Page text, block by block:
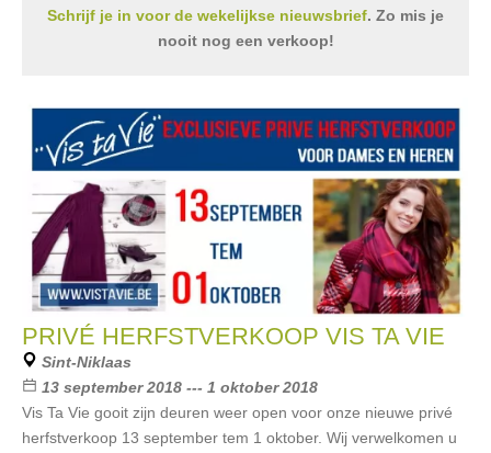
Schrijf je in voor de wekelijkse nieuwsbrief. Zo mis je
nooit nog een verkoop!
PRIVÉ HERFSTVERKOOP VIS TA VIE
Sint-Niklaas
13 september 2018 --- 1 oktober 2018
Vis Ta Vie gooit zijn deuren weer open voor onze nieuwe privé
herfstverkoop 13 september tem 1 oktober. Wij verwelkomen u